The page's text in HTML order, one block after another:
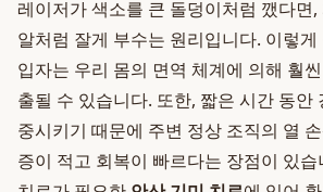
레이저가 색소를 큰 돌덩이처럼 깼다면
알처럼 잘게 부수는 원리입니다. 이렇
입자는 우리 몸의 면역 체계에 의해 훨
출될 수 있습니다. 또한, 짧은 시간 동안
중시키기 때문에 주변 정상 조직의 열
증이 적고 회복이 빠르다는 장점이 있